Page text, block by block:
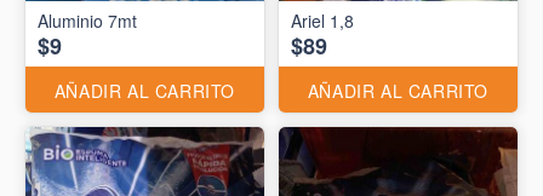
Aluminio 7mt
$9
AÑADIR AL CARRITO
Ariel 1,8
$89
AÑADIR AL CARRITO